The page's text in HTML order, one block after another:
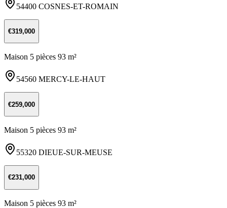
54400 COSNES-ET-ROMAIN
€319,000
Maison 5 pièces 93 m²
54560 MERCY-LE-HAUT
€259,000
Maison 5 pièces 93 m²
55320 DIEUE-SUR-MEUSE
€231,000
Maison 5 pièces 93 m²